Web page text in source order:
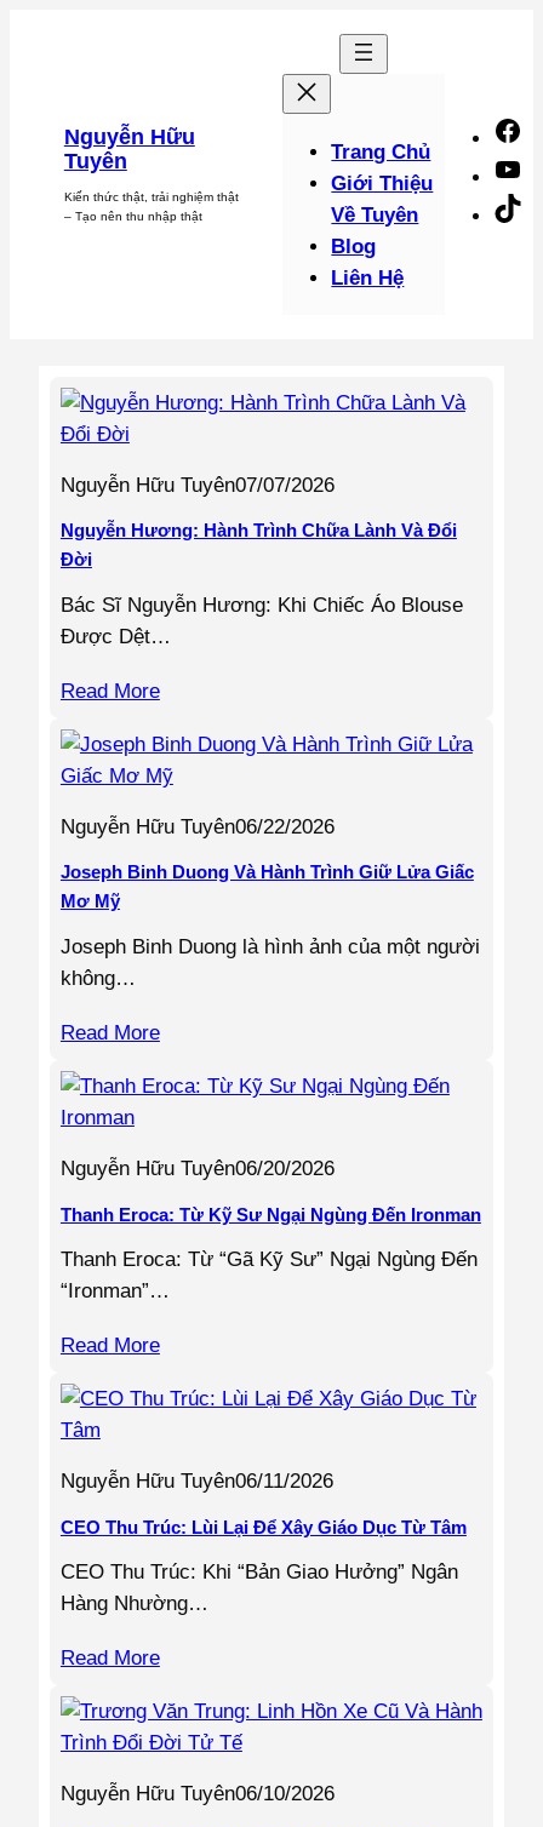
Nguyễn Hữu
Tuyên
Kiến thức thật, trải nghiệm thật
– Tạo nên thu nhập thật
Trang Chủ
Giới Thiệu
Về Tuyên
Blog
Liên Hệ
Nguyễn Hữu Tuyên07/07/2026
Nguyễn Hương: Hành Trình Chữa Lành Và Đổi
Đời
Bác Sĩ Nguyễn Hương: Khi Chiếc Áo Blouse
Được Dệt…
Read More
Nguyễn Hữu Tuyên06/22/2026
Joseph Binh Duong Và Hành Trình Giữ Lửa Giấc
Mơ Mỹ
Joseph Binh Duong là hình ảnh của một người
không…
Read More
Nguyễn Hữu Tuyên06/20/2026
Thanh Eroca: Từ Kỹ Sư Ngại Ngùng Đến Ironman
Thanh Eroca: Từ “Gã Kỹ Sư” Ngại Ngùng Đến
“Ironman”…
Read More
Nguyễn Hữu Tuyên06/11/2026
CEO Thu Trúc: Lùi Lại Để Xây Giáo Dục Từ Tâm
CEO Thu Trúc: Khi “Bản Giao Hưởng” Ngân
Hàng Nhường…
Read More
Nguyễn Hữu Tuyên06/10/2026